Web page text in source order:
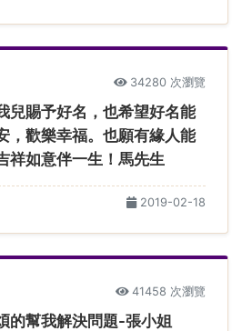
34280 次瀏覽
兒賜予好名，也希望好名能
，歡樂幸福。也願有緣人能
祥如意伴一生！馬先生
2019-02-18
41458 次瀏覽
的幫我解決問題-張小姐